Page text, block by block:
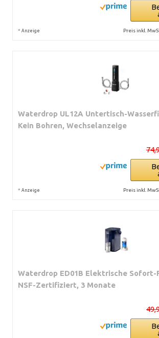
* Anzeige Preis inkl.
Waterdrop UL12A Untertisch-
Kein Bohren, Wechselanzeige
* Anzeige Preis inkl.
Waterdrop ED01B Elektrische
NSF-Zertifiziert, 3 Monate